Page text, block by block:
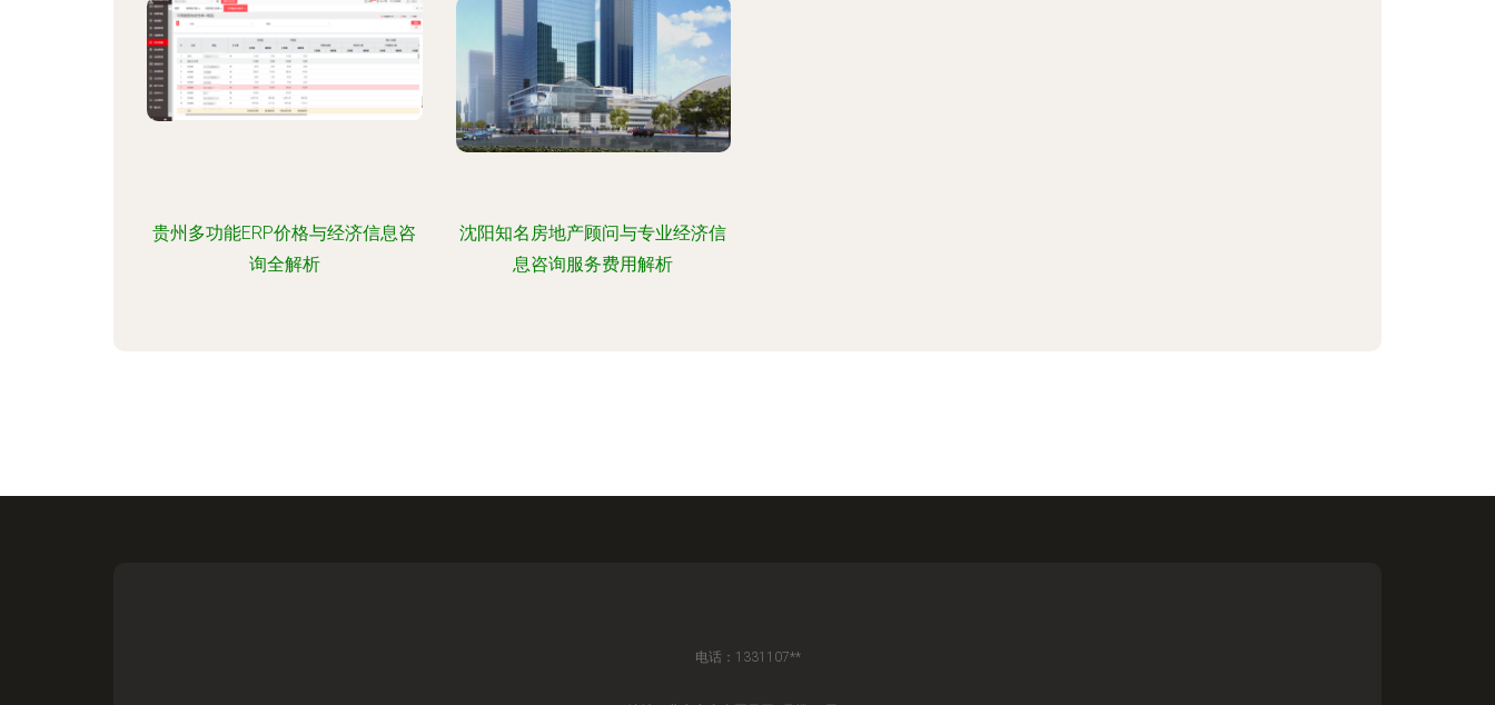
贵州多功能ERP价格与经济信息咨
询全解析
沈阳知名房地产顾问与专业经济信
息咨询服务费用解析
电话：1331107**